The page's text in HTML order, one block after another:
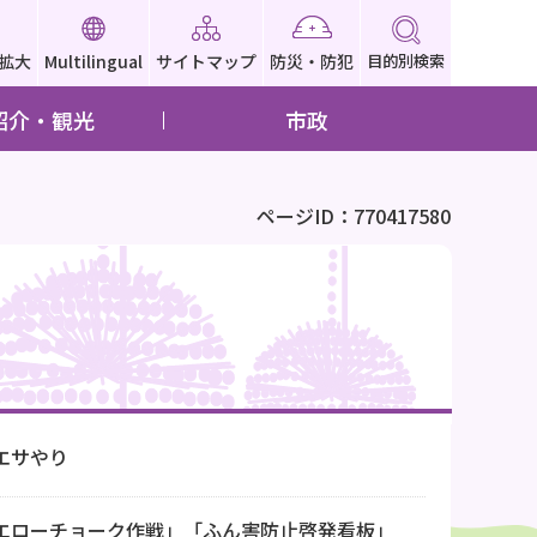
大 Multilingual サイトマップ 防災・防犯 目的別検索
介・観光 市政
ページID：770417580
サやり
ーチョーク作戦」「ふん害防止啓発看板」